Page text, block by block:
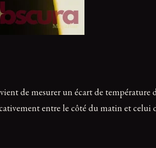
de mesurer un écart de température
entre le côté du matin et celui